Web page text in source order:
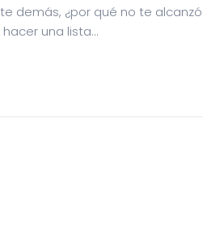
demás, ¿por qué no te
una lista...